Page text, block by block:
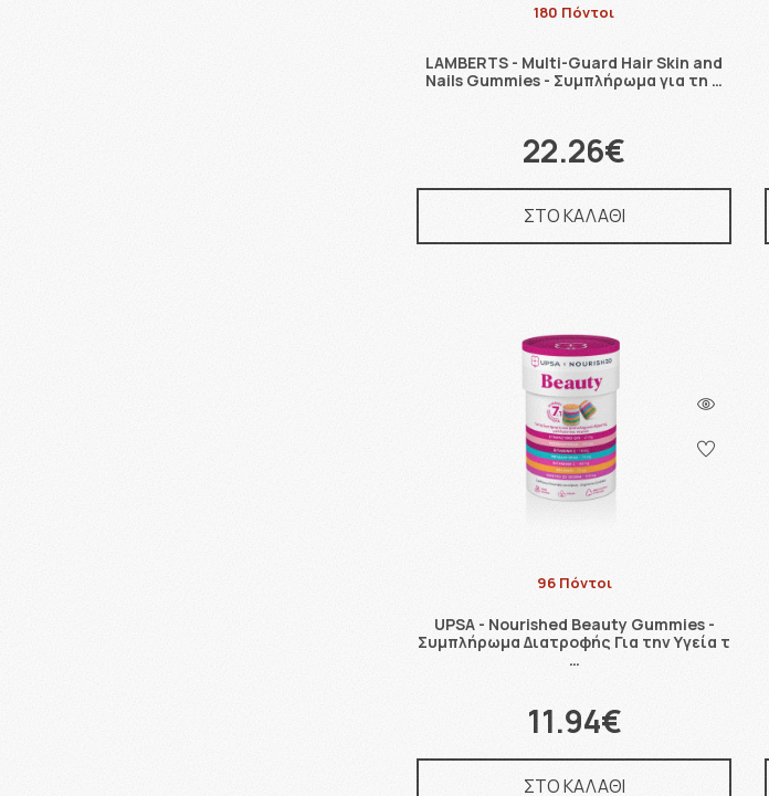
180 Πόντοι
LAMBERTS - Multi-Guard Hair Skin and
Nails Gummies - Συμπλήρωμα για τη …
22.26€
ΣΤΟ ΚΑΛΑΘΙ
96 Πόντοι
UPSA - Nourished Beauty Gummies -
Συμπλήρωμα Διατροφής Για την Υγεία τ
…
11.94€
ΣΤΟ ΚΑΛΑΘΙ